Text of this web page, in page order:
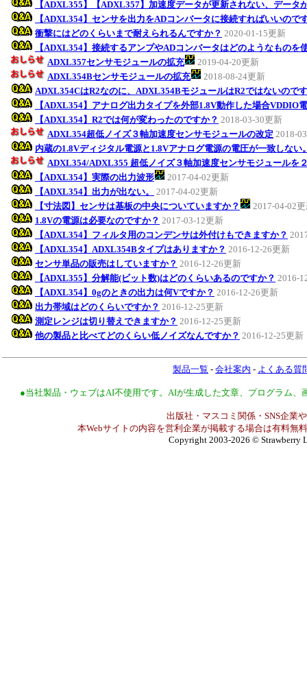
【ADXL355】【ADXL357】加速度データが更新されない、データ
【ADXL354】センサを出力をADコンバータに接続すればいいので
衝撃にはどのくらいまで耐えられるんですか？ 2020-01-15更新
【ADXL354】接続するアンプやADコンバータはどのようなものを
ADXL357センサモジュールの拡充
2019-04-20更新
ADXL354Bセンサモジュールの拡充
2018-08-24更新
ADXL354CはR2なのに、ADXL354BモジュールはR2ではないので
【ADXL354】アナログ出力タイプを外部1.8V動作した場合VDDIO
【ADXL354】R2では何が変わったのですか？ 2018-03-30更新
ADXL354超低ノイズ３軸加速度センサモジュールの改定 2018-
内蔵の1.8Vディジタル電源と1.8Vアナログ電源の電圧が一致しない
ADXL354/ADXL355 超低ノイズ３軸加速度センサモジュールを
【ADXL354】実際の出力波形
2017-04-02更新
【ADXL354】出力が出ない。
2017-04-02更新
【寸法図】センサは基板の中央についていますか？
2017-04-02
1.8Vの電源は必要なのですか？ 2017-03-12更新
【ADXL354】フィルタ用のコンデンサは外付けもできますか？
【ADXL354】ADXL354Bタイプはありますか？ 2016-12-26更新
センサ単品の販売はしていますか？ 2016-12-26更新
【ADXL355】分解能(ビット数)はどのくらいあるのですか？ 2016-
【ADXL354】0gのときの出力は何Vですか？ 2016-12-26更新
出力帯域はどのくらいですか？ 2016-12-25更新
測定レンジは切り替えできますか？ 2016-12-25更新
他の製品と比べてどのくらい低ノイズなんですか？ 2016-12-25更新
製品一覧 - 会社案内 - よくある質
●当社製品・ウェブはAI不使用です。AIが生成した文章、プログラム
出版社・マスコミ関係・SNS企業
本Webサイトの内容を営利企業が掲載する場合は有料無
Copyright 2003-2026 © Strawberry